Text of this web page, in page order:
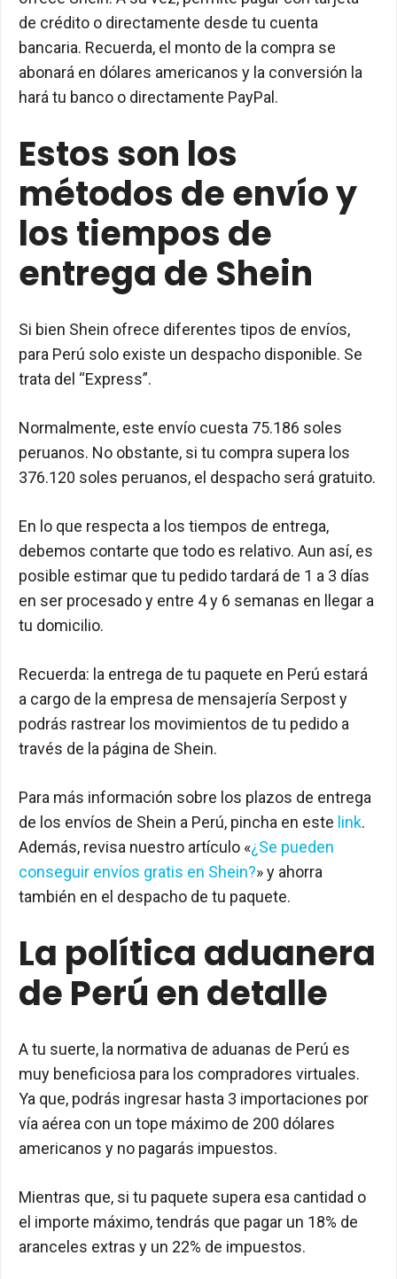
de crédito o directamente desde tu cuenta
bancaria. Recuerda, el monto de la compra se
abonará en dólares americanos y la conversión la
hará tu banco o directamente PayPal.
Estos son los
métodos de envío y
los tiempos de
entrega de Shein
Si bien Shein ofrece diferentes tipos de envíos,
para Perú solo existe un despacho disponible. Se
trata del “Express”.
Normalmente, este envío cuesta 75.186 soles
peruanos. No obstante, si tu compra supera los
376.120 soles peruanos, el despacho será gratuito.
En lo que respecta a los tiempos de entrega,
debemos contarte que todo es relativo. Aun así, es
posible estimar que tu pedido tardará de 1 a 3 días
en ser procesado y entre 4 y 6 semanas en llegar a
tu domicilio.
Recuerda: la entrega de tu paquete en Perú estará
a cargo de la empresa de mensajería Serpost y
podrás rastrear los movimientos de tu pedido a
través de la página de Shein.
Para más información sobre los plazos de entrega
de los envíos de Shein a Perú, pincha en este link.
Además, revisa nuestro artículo «¿Se pueden
conseguir envíos gratis en Shein?» y ahorra
también en el despacho de tu paquete.
La política aduanera
de Perú en detalle
A tu suerte, la normativa de aduanas de Perú es
muy beneficiosa para los compradores virtuales.
Ya que, podrás ingresar hasta 3 importaciones por
vía aérea con un tope máximo de 200 dólares
americanos y no pagarás impuestos.
Mientras que, si tu paquete supera esa cantidad o
el importe máximo, tendrás que pagar un 18% de
aranceles extras y un 22% de impuestos.